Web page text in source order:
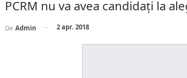
PCRM nu va avea candidați la
De Admin 2 apr. 2018